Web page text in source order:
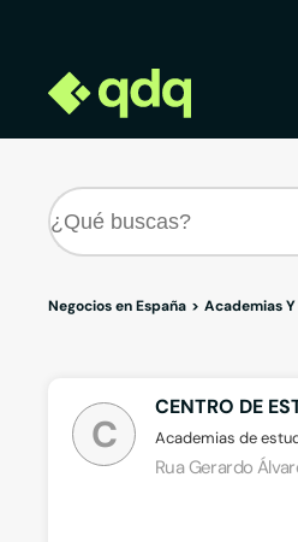
Negocios en España Academias
C
CENTRO DE
Academias de
Rua Gerardo